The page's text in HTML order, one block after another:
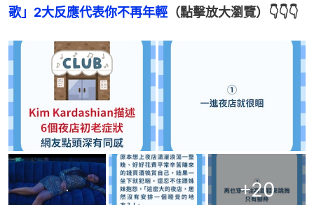
歌」2大反應代表你不再年輕 （點擊放大瀏覽）👇👇👇
+20